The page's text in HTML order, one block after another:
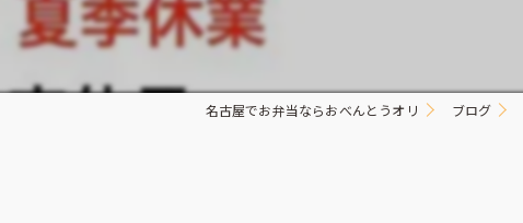
名古屋でお弁当ならおべんとうオリ ブログ